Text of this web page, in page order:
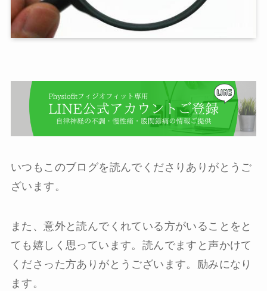
いつもこのブログを読んでくださりありがとうご
ざいます。
また、意外と読んでくれている方がいることをと
ても嬉しく思っています。読んでますと声かけて
くださった方ありがとうございます。励みになり
ます。